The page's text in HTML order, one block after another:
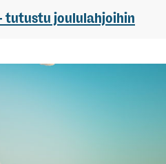
tutustu joululahjoihin